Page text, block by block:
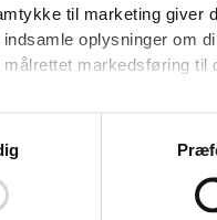
til marketing giver
oplysninger om
målrettet markedsføring til
”OK” giver du samtykke
ved at følge